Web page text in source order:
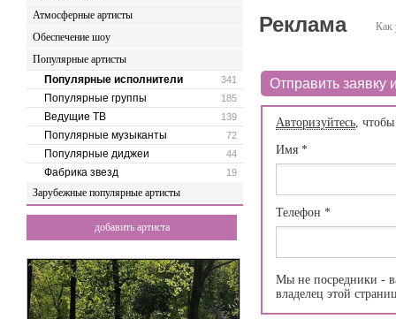
Атмосферные артисты
Обеспечение шоу
Популярные артисты
341
Популярные исполнители
185
Популярные группы
139
Ведущие ТВ
72
Популярные музыканты
44
Популярные диджеи
19
Фабрика звезд
Зарубежные популярные артисты
добавить артиста
Как
Реклама
Отправить заявку
Авторизуйтесь,
Имя *
Телефон *
Мы не посредники -
владелец этой